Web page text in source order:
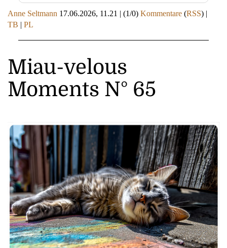
Anne Seltmann 17.06.2026, 11.21 | (1/0) Kommentare (RSS) |
TB | PL
Miau-velous
Moments N° 65